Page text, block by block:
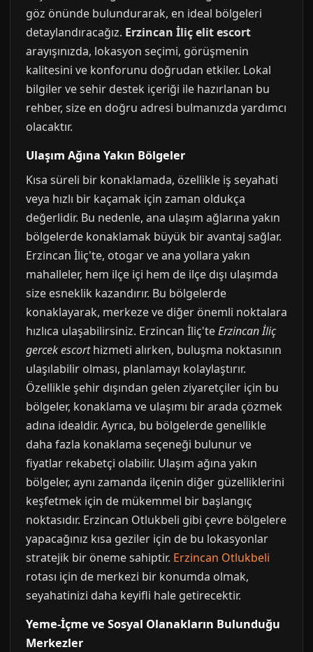
göz önünde bulundurarak, en ideal bölgeleri
detaylandıracağız. Erzincan İliç elit escort
arayışınızda, lokasyon seçimi, görüşmenin
kalitesini ve konforunu doğrudan etkiler. Lokal
bilgiler ve sehir destek içeriği ile hazırlanan bu
rehber, size en doğru adresi bulmanızda yardımcı
olacaktır.
Ulaşım Ağına Yakın Bölgeler
Kısa süreli bir konaklamada, özellikle iş seyahati
veya hızlı bir kaçamak için zaman oldukça
değerlidir. Bu nedenle, ana ulaşım ağlarına yakın
bölgelerde konaklamak büyük bir avantaj sağlar.
Erzincan İliç'te, otogar ve ana yollara yakın
mahalleler, hem ilçe içi hem de ilçe dışı ulaşımda
size esneklik kazandırır. Bu bölgelerde
konaklayarak, merkeze ve diğer önemli noktalara
hızlıca ulaşabilirsiniz. Erzincan İliç'teErzincan İliç
gercek escorthizmeti alırken, buluşma noktasının
ulaşılabilir olması, planlamayı kolaylaştırır.
Özellikle şehir dışından gelen ziyaretçiler için bu
bölgeler, konaklama ve ulaşımı bir arada çözmek
adına idealdir. Ayrıca, bu bölgelerde genellikle
daha fazla konaklama seçeneği bulunur ve
fiyatlar rekabetçi olabilir. Ulaşım ağına yakın
bölgeler, aynı zamanda ilçenin diğer güzelliklerini
keşfetmek için de mükemmel bir başlangıç
noktasıdır. Erzincan Otlukbeli gibi çevre bölgelere
yapacağınız kısa geziler için de bu lokasyonlar
stratejik bir öneme sahiptir. Erzincan Otlukbeli
rotası için de merkezi bir konumda olmak,
seyahatinizi daha keyifli hale getirecektir.
Yeme-İçme ve Sosyal Olanakların Bulunduğu
Merkezler